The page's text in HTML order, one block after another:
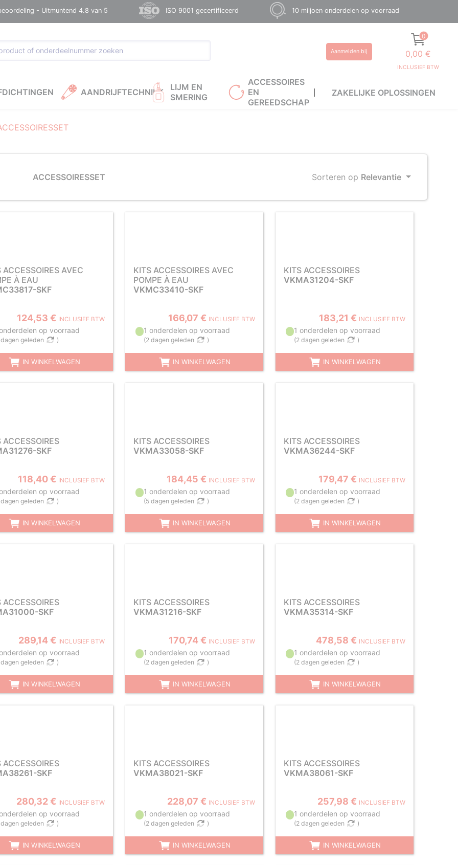
- Uitmuntend 4.8 van 5 ISO 9001 gecertificeerd 10 miljoen onderdelen op voorraad
Aanmelden bij
0
0,00 €
INCLUSIEF BTW
AANDRIJFTECHNIEK
LIJM EN
SMERING
ACCESSOIRES
EN
GEREEDSCHAP
ZAKELIJKE OPLOSSINGEN
ACCESSOIRESSET Sorteren op Relevantie
ACCESSOIRES AVEC
À EAU
SKF
124,53 € INCLUSIEF BTW
op voorraad
geleden )
IN WINKELWAGEN
KITS ACCESSOIRES AVEC
POMPE À EAU
VKMC33410-SKF
166,07 € INCLUSIEF BTW
1 onderdelen op voorraad
(2 dagen geleden )
IN WINKELWAGEN
KITS ACCESSOIRES
VKMA31204-SKF
183,21 € INCLUSIEF BTW
1 onderdelen op voorraad
(2 dagen geleden )
IN WINKELWAGEN
ACCESSOIRES
SKF
118,40 € INCLUSIEF BTW
op voorraad
geleden )
IN WINKELWAGEN
KITS ACCESSOIRES
VKMA33058-SKF
184,45 € INCLUSIEF BTW
1 onderdelen op voorraad
(5 dagen geleden )
IN WINKELWAGEN
KITS ACCESSOIRES
VKMA36244-SKF
179,47 € INCLUSIEF BTW
1 onderdelen op voorraad
(2 dagen geleden )
IN WINKELWAGEN
ACCESSOIRES
SKF
289,14 € INCLUSIEF BTW
op voorraad
geleden )
IN WINKELWAGEN
KITS ACCESSOIRES
VKMA31216-SKF
170,74 € INCLUSIEF BTW
1 onderdelen op voorraad
(2 dagen geleden )
IN WINKELWAGEN
KITS ACCESSOIRES
VKMA35314-SKF
478,58 € INCLUSIEF BTW
1 onderdelen op voorraad
(2 dagen geleden )
IN WINKELWAGEN
ACCESSOIRES
SKF
280,32 € INCLUSIEF BTW
op voorraad
geleden )
IN WINKELWAGEN
KITS ACCESSOIRES
VKMA38021-SKF
228,07 € INCLUSIEF BTW
1 onderdelen op voorraad
(2 dagen geleden )
IN WINKELWAGEN
KITS ACCESSOIRES
VKMA38061-SKF
257,98 € INCLUSIEF BTW
1 onderdelen op voorraad
(2 dagen geleden )
IN WINKELWAGEN